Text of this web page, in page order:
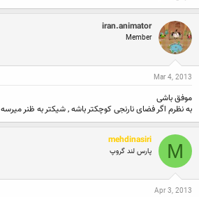
iran.animator
Member
Mar 4, 2013
موفق باشی
به نظرم اگر فضای نارنجی کوچکتر باشه , شیکتر به ظنر میرسه
M
mehdinasiri
پارس لند گروپ
Apr 3, 2013